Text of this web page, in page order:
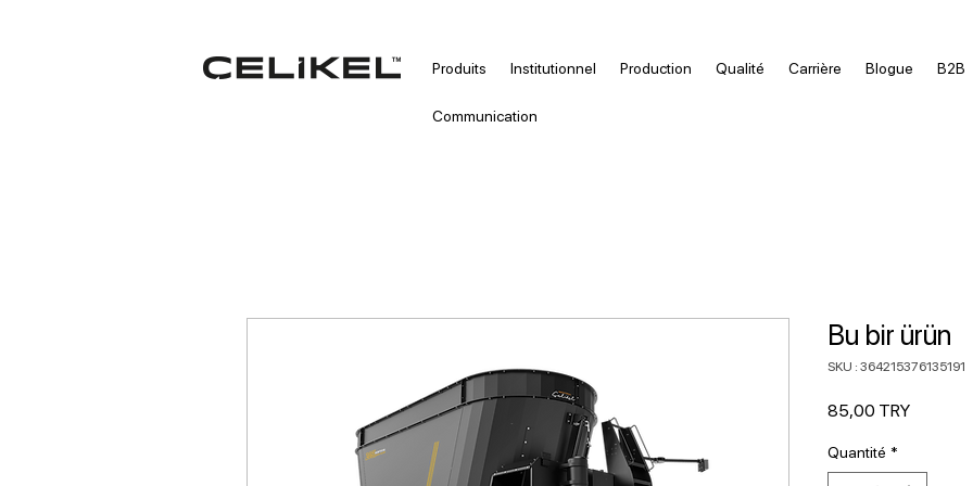
Produits Institutionnel Production Qualité Carrière Blogue B2B
Communication
Bu bir ürün
SKU : 364215376135191
85,00 TRYPrix
Quantité *